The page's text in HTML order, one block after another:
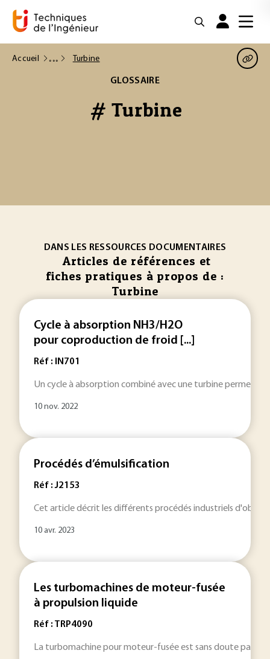
Accueil Turbine
GLOSSAIRE
# Turbine
DANS LES RESSOURCES DOCUMENTAIRES
Articles de références et
fiches pratiques à propos de :
Turbine
Cycle à absorption NH3/H2O
pour coproduction de froid [...]
Réf : IN701
Un cycle à absorption combiné avec une turbine permet
10 nov. 2022
Procédés d’émulsification
Réf : J2153
Cet article décrit les différents procédés industriels
10 avr. 2023
Les turbomachines de moteur-fusée
à propulsion liquide
Réf : TRP4090
La turbomachine pour moteur-fusée est sans doute parmi